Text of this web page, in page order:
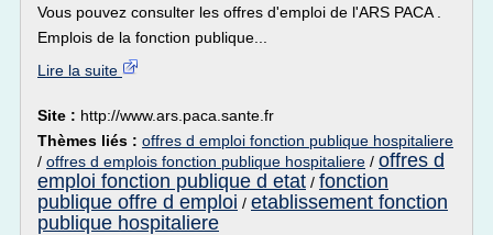
Vous pouvez consulter les offres d'emploi de l'ARS PACA .
Emplois de la fonction publique...
Lire la suite
Site : http://www.ars.paca.sante.fr
Thèmes liés : offres d emploi fonction publique hospitaliere
/ offres d emplois fonction publique hospitaliere / offres d
emploi fonction publique d etat / fonction
publique offre d emploi / etablissement fonction
publique hospitaliere